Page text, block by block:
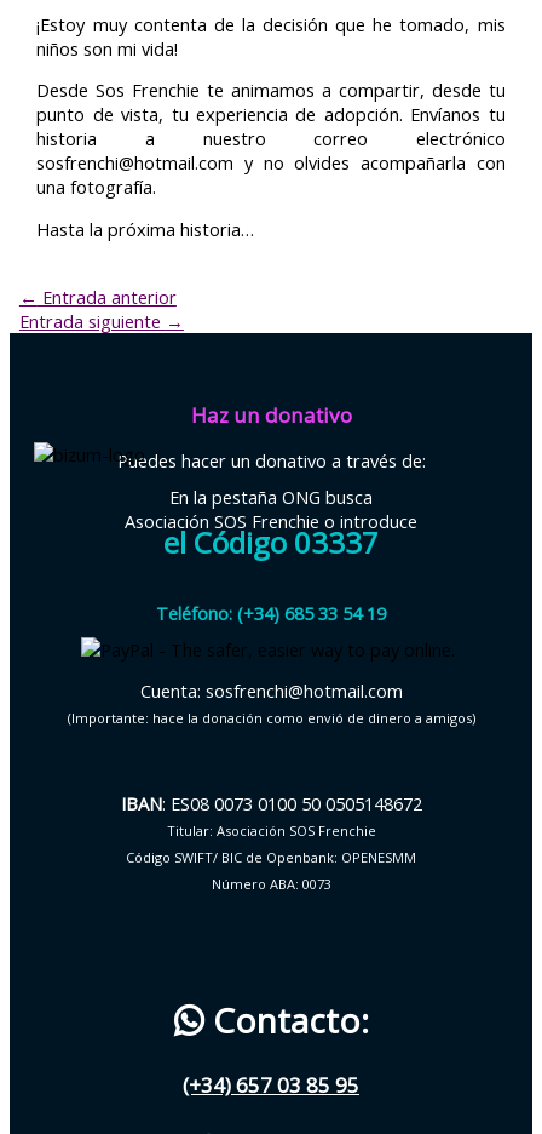
¡Estoy muy contenta de la decisión que he tomado, mis
niños son mi vida!
Desde Sos Frenchie te animamos a compartir, desde tu
punto de vista, tu experiencia de adopción. Envíanos tu
historia a nuestro correo electrónico
sosfrenchi@hotmail.com y no olvides acompañarla con
una fotografía.
Hasta la próxima historia…
← Entrada anterior
Entrada siguiente →
Haz un donativo
Puedes hacer un donativo a través de:
En la pestaña ONG busca
Asociación SOS Frenchie o introduce
el Código 03337
Teléfono: (+34) 685 33 54 19
Cuenta: sosfrenchi@hotmail.com
(Importante: hace la donación como envió de dinero a amigos)
IBAN: ES08 0073 0100 50 0505148672
Titular: Asociación SOS Frenchie
Código SWIFT/ BIC de Openbank: OPENESMM
Número ABA: 0073
Contacto:
(+34) 657 03 85 95